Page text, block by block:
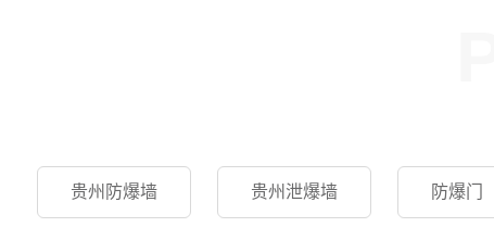
贵州防爆墙 贵州泄爆墙 防爆门